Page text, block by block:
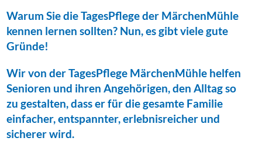
Warum Sie die TagesPflege der MärchenMühle
kennen lernen sollten? Nun, es gibt viele gute
Gründe!
Wir von der TagesPflege MärchenMühle helfen
Senioren und ihren Angehörigen, den Alltag so
zu gestalten, dass er für die gesamte Familie
einfacher, entspannter, erlebnisreicher und
sicherer wird.